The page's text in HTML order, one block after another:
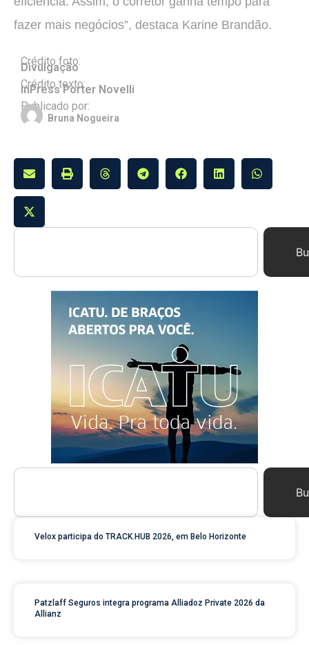
fazer mais negócios”, destaca Karine Brandão.
Crédito foto:
Divulgação
Crédito texto:
InPress Porter Novelli
Publicado por:
Bruna Nogueira
Velox participa do TRACK.HUB 2026, em Belo Horizonte
Patzlaff Seguros integra programa Alliadoz Private 2026 da
Allianz